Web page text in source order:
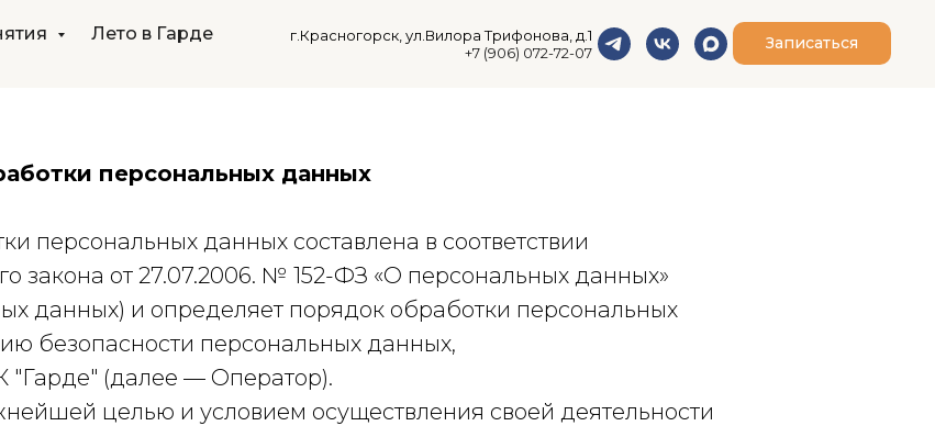
Лето в Гарде
г.Красногорск, ул.Вилора Трифонова, д.1
+7 (906) 072-72-07
Записаться
персональных данных
персональных данных составлена в соответствии
закона от 27.07.2006. № 152-ФЗ «О персональных данных»
данных) и определяет порядок обработки персональных
безопасности персональных данных,
(далее — Оператор).
целью и условием осуществления своей деятельности